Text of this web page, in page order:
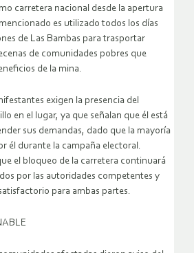
carretera nacional desde la apertura
es utilizado todos los días
de Las Bambas para trasportar
de comunidades pobres que
de la mina.
exigen la presencia del
en el lugar, ya que señalan que él está
sus demandas, dado que la mayoría
él durante la campaña electoral.
el bloqueo de la carretera continuará
por las autoridades competentes y
para ambas partes.